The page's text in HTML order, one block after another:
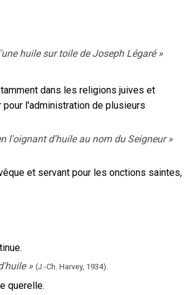
huile sur toile de Joseph Légaré »
dans les religions juives et
l'administration de plusieurs
l'oignant d'huile au nom du Seigneur »
et servant pour les onctions saintes,
» (J.-Ch. Harvey, 1934).
querelle.